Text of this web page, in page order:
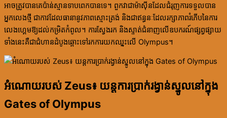
អាចត្រូវបានគេប៉ាន់ស្មានទាបពេកបានទេ។ ពួកវាជាម៉ាស៊ីនដែលជំរុញការទទួលបាន
អ្នកលេងថ្មី ជាកាវដែលធានានូវភាពស្មោះត្រង់ និងជាឥន្ធនៈដែលរក្សាភាពរំភើបនៃការ
លេងហ្គេមឱ្យដល់កម្រិតកំពូល។ ការស្វែងរក និងស្ទាត់ជំនាញលើឧបករណ៍ផ្សព្វផ្សាយ
ទាំងនេះគឺជាជំហានដំបូងឆ្ពោះទៅរកការយកឈ្នះលើ Olympus។
អំណោយរបស់ Zeus៖ យន្តការប្រាក់រង្វាន់ស្នូលនៅក្នុង
Gates of Olympus